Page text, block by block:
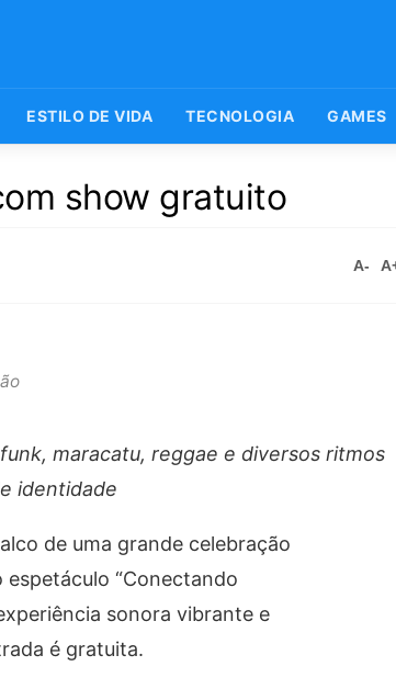
ESTILO DE VIDA TECNOLOGIA GAMES
show gratuito
A-
maracatu, reggae e diversos ritmos
identidade
de uma grande celebração
“Conectando
sonora vibrante e
é gratuita.